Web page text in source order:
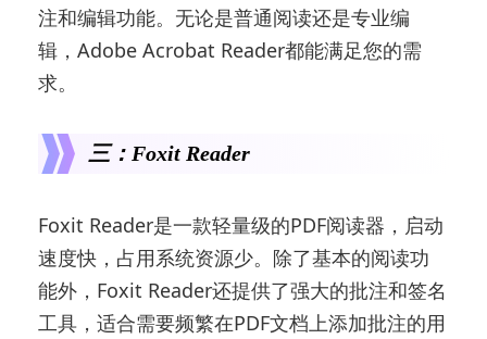
注和编辑功能。无论是普通阅读还是专业编
辑，Adobe Acrobat Reader都能满足您的需
求。
三：Foxit Reader
Foxit Reader是一款轻量级的PDF阅读器，启动
速度快，占用系统资源少。除了基本的阅读功
能外，Foxit Reader还提供了强大的批注和签名
工具，适合需要频繁在PDF文档上添加批注的用